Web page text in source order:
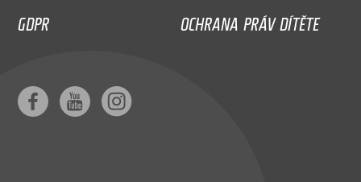
GDPR
OCHRANA PRÁV DÍTĚTE